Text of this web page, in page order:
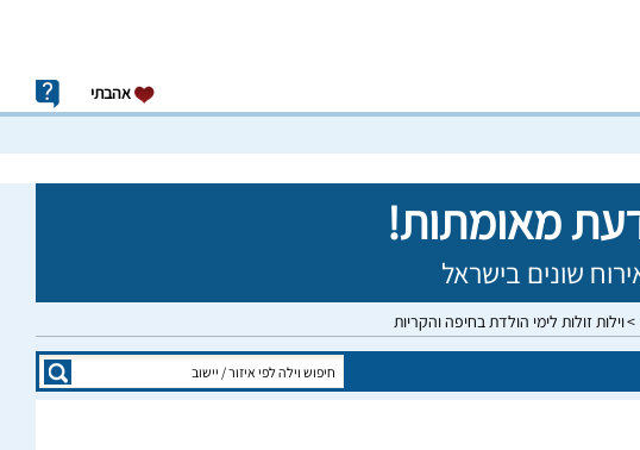
אהבתי
וילות זולות לימי הולדת בחיפה והקריות